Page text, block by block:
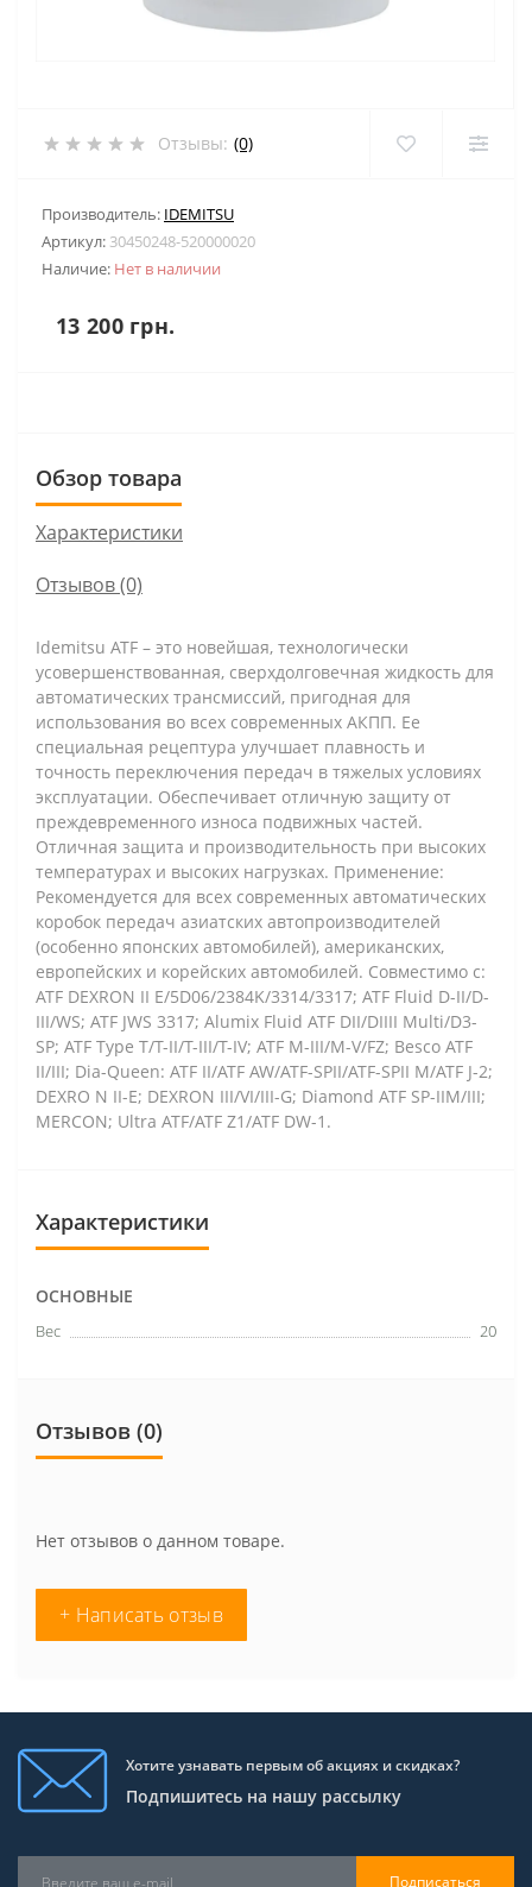
Отзывы: (0)
Производитель: IDEMITSU
Артикул: 30450248-520000020
Наличие: Нет в наличии
13 200 грн.
Обзор товара
Характеристики
Отзывов (0)
Idemitsu ATF – это новейшая, технологически
усовершенствованная, сверхдолговечная жидкость для
автоматических трансмиссий, пригодная для
использования во всех современных АКПП. Ее
специальная рецептура улучшает плавность и
точность переключения передач в тяжелых условиях
эксплуатации. Обеспечивает отличную защиту от
преждевременного износа подвижных частей.
Отличная защита и производительность при высоких
температурах и высоких нагрузках. Применение:
Рекомендуется для всех современных автоматических
коробок передач азиатских автопроизводителей
(особенно японских автомобилей), американских,
европейских и корейских автомобилей. Совместимо с:
ATF DEXRON II E/5D06/2384K/3314/3317; ATF Fluid D-II/D-
III/WS; ATF JWS 3317; Alumix Fluid ATF DII/DIIII Multi/D3-
SP; ATF Type T/T-II/T-III/T-IV; ATF M-III/M-V/FZ; Besco ATF
II/III; Dia-Queen: ATF II/ATF AW/ATF-SPII/ATF-SPII M/ATF J-2;
DEXRO N II-E; DEXRON III/VI/III-G; Diamond ATF SP-IIM/III;
MERCON; Ultra ATF/ATF Z1/ATF DW-1.
Характеристики
ОСНОВНЫЕ
Вес 20
Отзывов (0)
Нет отзывов о данном товаре.
+ Написать отзыв
Хотите узнавать первым об акциях и скидках?
Подпишитесь на нашу рассылку
Подписаться